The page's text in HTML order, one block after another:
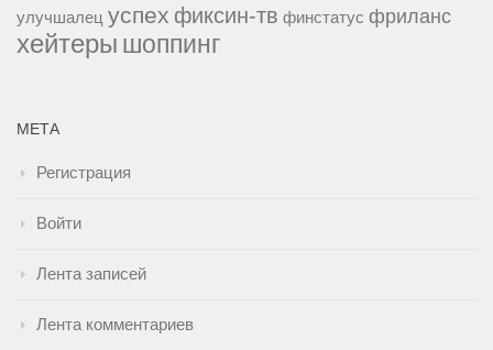
улучшалец успех фиксин-тв финстатус фриланс
хейтеры шоппинг
МЕТА
Регистрация
Войти
Лента записей
Лента комментариев